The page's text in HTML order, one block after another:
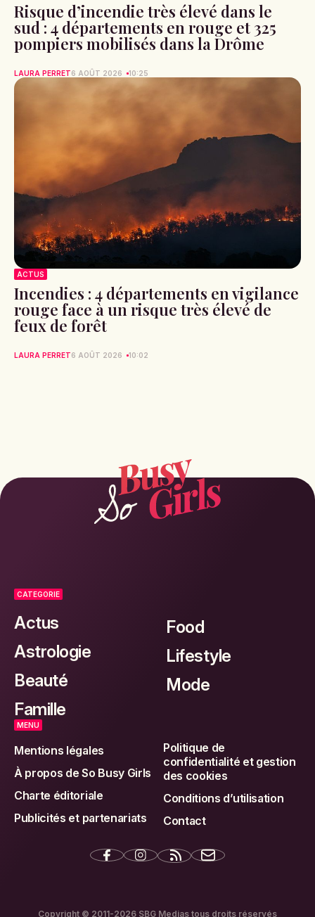
Risque d’incendie très élevé dans le
sud : 4 départements en rouge et 325
pompiers mobilisés dans la Drôme
LAURA PERRET6 AOÛT 2026 10:25
ACTUS
Incendies : 4 départements en vigilance
rouge face à un risque très élevé de
feux de forêt
LAURA PERRET6 AOÛT 2026 10:02
CATEGORIE
Actus
Astrologie
Beauté
Famille
Food
Lifestyle
Mode
MENU
Mentions légales
À propos de So Busy Girls
Charte éditoriale
Publicités et partenariats
Politique de
confidentialité et gestion
des cookies
Conditions d’utilisation
Contact
Copyright © 2011-2026 SBG Medias tous droits réservés